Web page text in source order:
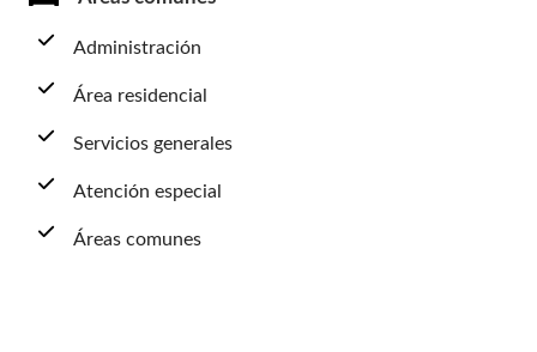
Administración
Área residencial
Servicios generales
Atención especial
Áreas comunes